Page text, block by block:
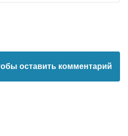
оставить комментарий